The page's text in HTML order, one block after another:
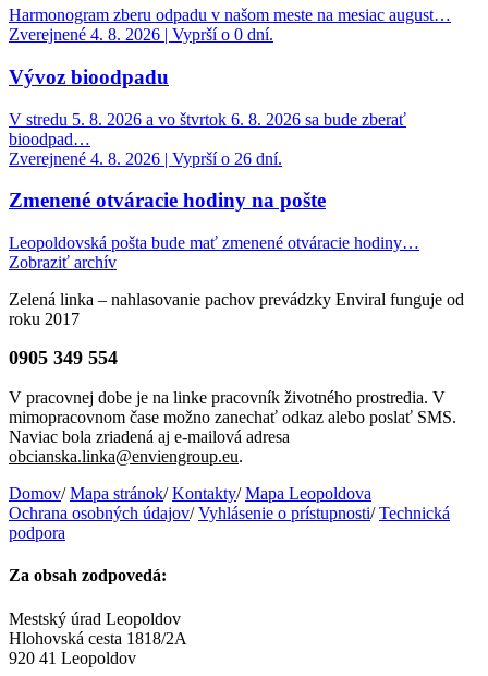
Harmonogram zberu odpadu v našom meste na mesiac august…
Zverejnené 4. 8. 2026 | Vyprší o 0 dní.
Vývoz bioodpadu
V stredu 5. 8. 2026 a vo štvrtok 6. 8. 2026 sa bude zberať
bioodpad…
Zverejnené 4. 8. 2026 | Vyprší o 26 dní.
Zmenené otváracie hodiny na pošte
Leopoldovská pošta bude mať zmenené otváracie hodiny…
Zobraziť archív
Zelená linka – nahlasovanie pachov prevádzky Enviral funguje od
roku 2017
0905 349 554
V pracovnej dobe je na linke pracovník životného prostredia. V
mimopracovnom čase možno zanechať odkaz alebo poslať SMS.
Naviac bola zriadená aj e-mailová adresa
obcianska.linka@enviengroup.eu.
Domov/ Mapa stránok/ Kontakty/ Mapa Leopoldova
Ochrana osobných údajov/ Vyhlásenie o prístupnosti/ Technická
podpora
Za obsah zodpovedá:
Mestský úrad Leopoldov
Hlohovská cesta 1818/2A
920 41 Leopoldov